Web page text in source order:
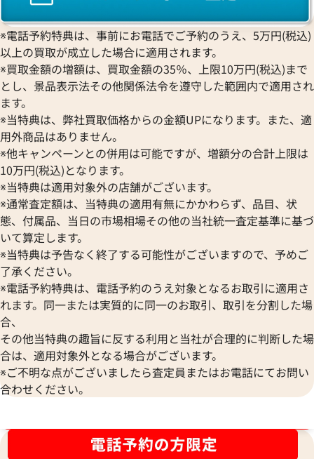
※電話予約特典は、事前にお電話でご予約のうえ、5万円(税込)
以上の買取が成立した場合に適用されます。
※買取金額の増額は、買取金額の35％、上限10万円(税込)まで
とし、景品表示法その他関係法令を遵守した範囲内で適用され
ます。
※当特典は、弊社買取価格からの金額UPになります。また、適
用外商品はありません。
※他キャンペーンとの併用は可能ですが、増額分の合計上限は
10万円(税込)となります。
※当特典は適用対象外の店舗がございます。
※通常査定額は、当特典の適用有無にかかわらず、品目、状
態、付属品、当日の市場相場その他の当社統一査定基準に基づ
いて算定します。
※当特典は予告なく終了する可能性がございますので、予めご
了承ください。
※電話予約特典は、電話予約のうえ対象となるお取引に適用さ
れます。同一または実質的に同一のお取引、取引を分割した場
合、
その他当特典の趣旨に反する利用と当社が合理的に判断した場
合は、適用対象外となる場合がございます。
※ご不明な点がございましたら査定員またはお電話にてお問い
合わせください。